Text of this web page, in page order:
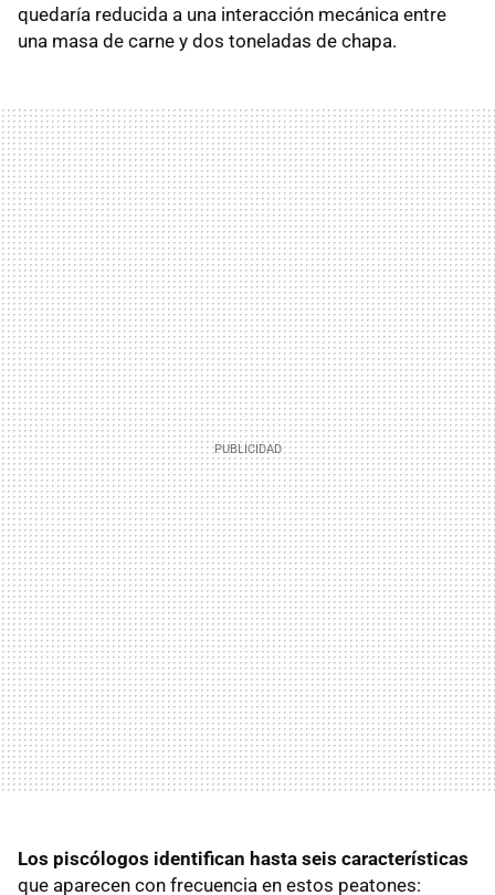
quedaría reducida a una interacción mecánica entre
una masa de carne y dos toneladas de chapa.
Los piscólogos identifican hasta seis características
que aparecen con frecuencia en estos peatones: